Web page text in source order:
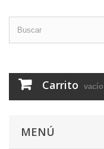
Carrito vacío
MENÚ